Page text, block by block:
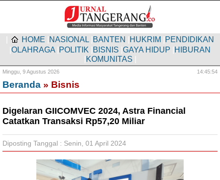
HOME NASIONAL BANTEN HUKRIM PENDIDIKAN
OLAHRAGA POLITIK BISNIS GAYA HIDUP HIBURAN
KOMUNITAS
Minggu, 9 Agustus 2026 14:45:55
Beranda » Bisnis
Digelaran GIICOMVEC 2024, Astra Financial
Catatkan Transaksi Rp57,20 Miliar
Diposting Tanggal : Senin, 01 April 2024